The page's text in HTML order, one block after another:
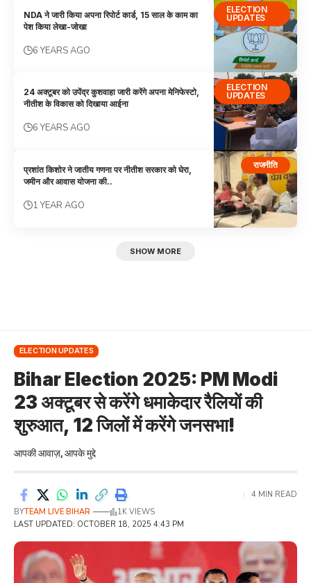
ELECTION
UPDATES
NDA ने जारी किया अपना रिपोर्ट कार्ड, 15 साल के काम का
पेश किया लेखा-जोखा
6 YEARS AGO
ELECTION
UPDATES
24 अक्टूबर को उपेंद्र कुशवाहा जारी करेंगे अपना मेनिफेस्टो,
नीतीश के विकास को दिखाया आईना
6 YEARS AGO
राजनीति
प्रशांत किशोर ने जातीय गणना पर नीतीश सरकार को घेरा,
जमीन और आवास योजना की..
1 YEAR AGO
SHOW MORE
ELECTION UPDATES
Bihar Election 2025: PM Modi
23 अक्टूबर से करेंगे धमाकेदार रैलियों की
शुरुआत, 12 जिलों में करेंगे जनसभा!
आपकी आवाज़, आपके मुद्दे
LAST UPDATED: OCTOBER 18, 2025 4:43 PM
BYTEAM LIVE BIHAR 1K VIEWS
4 MIN READ